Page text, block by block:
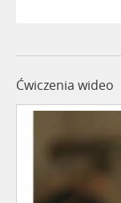
Ćwiczenia wideo